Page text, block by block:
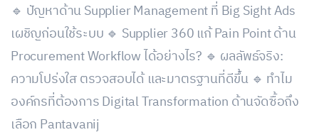
🔹 ปัญหาด้าน Supplier Management ที่ Big Sight Ads
เผชิญก่อนใช้ระบบ 🔹 Supplier 360 แก้ Pain Point ด้าน
Procurement Workflow ได้อย่างไร? 🔹 ผลลัพธ์จริง:
ความโปร่งใส ตรวจสอบได้ และมาตรฐานที่ดีขึ้น 🔹 ทำไม
องค์กรที่ต้องการ Digital Transformation ด้านจัดซื้อถึง
เลือก Pantavanij